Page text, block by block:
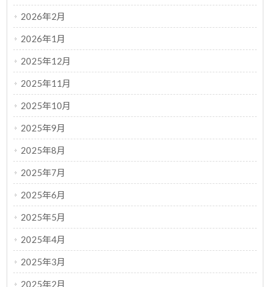
2026年2月
2026年1月
2025年12月
2025年11月
2025年10月
2025年9月
2025年8月
2025年7月
2025年6月
2025年5月
2025年4月
2025年3月
2025年2月